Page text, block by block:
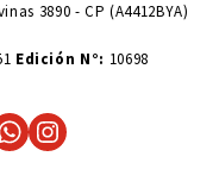
3890 - CP (A4412BYA)
Edición N°: 10698